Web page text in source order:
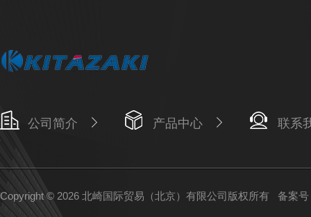
公司简介 产品中心 联系
Copyright © 2026 北崎国际贸易（北京）有限公司版权所有 备案号